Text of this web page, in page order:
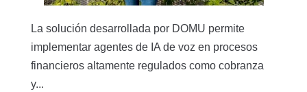
La solución desarrollada por DOMU permite
implementar agentes de IA de voz en procesos
financieros altamente regulados como cobranza
y...